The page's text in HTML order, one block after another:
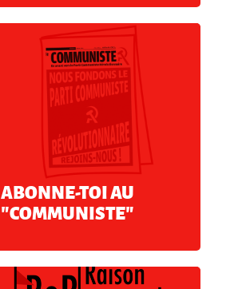
ABONNE-TOI AU
"COMMUNISTE"